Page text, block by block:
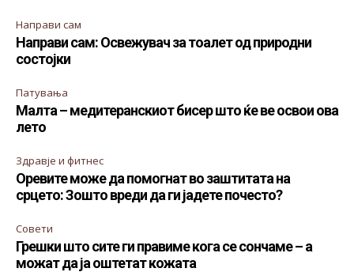
Направи сам
Направи сам: Освежувач за тоалет од природни
состојки
Патувања
Малта – медитеранскиот бисер што ќе ве освои ова
лето
Здравје и фитнес
Оревите може да помогнат во заштитата на
срцето: Зошто вреди да ги јадете почесто?
Совети
Грешки што сите ги правиме кога се сончаме – а
можат да ја оштетат кожата